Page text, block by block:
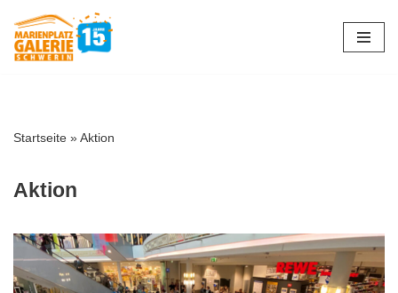
Zum
Startseite »Aktion
Aktion